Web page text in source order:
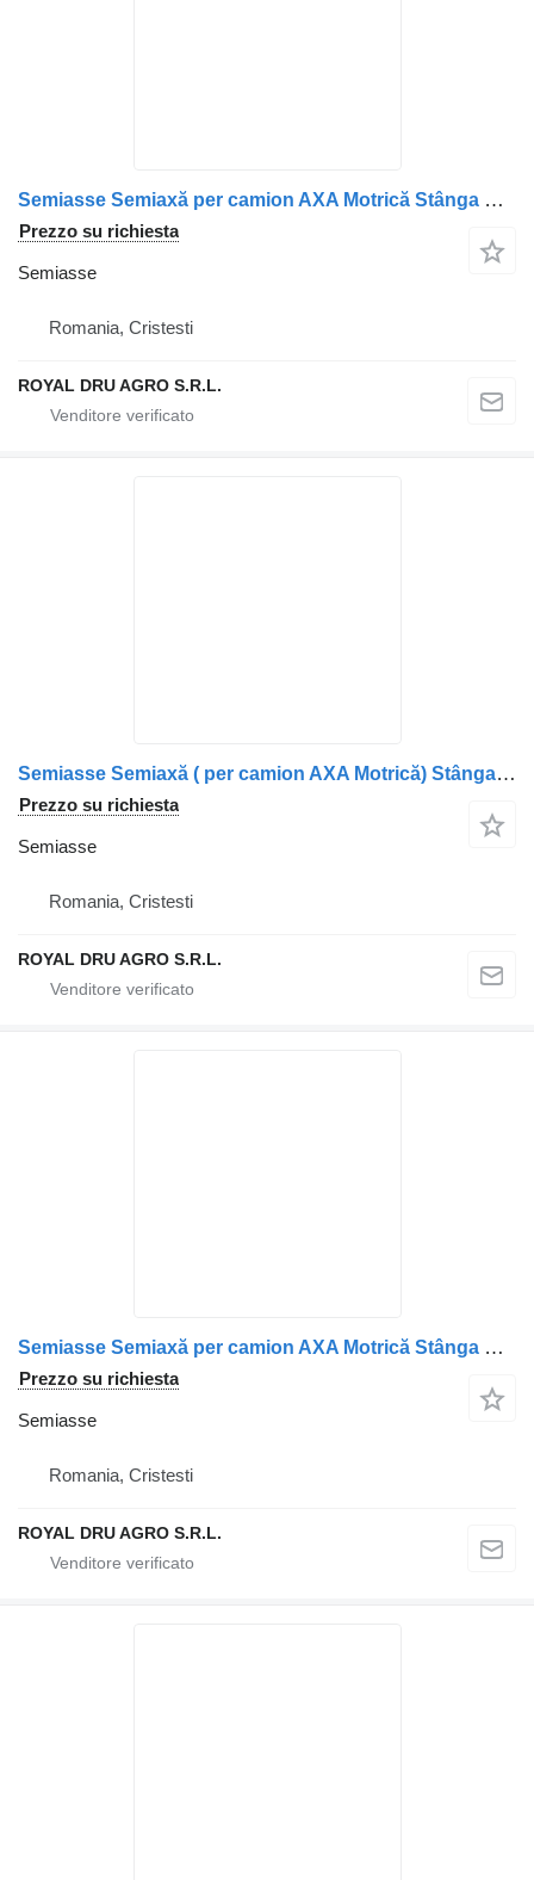
Semiasse Semiaxă per camion AXA Motrică Stânga Scania 1315681 1761195
Prezzo su richiesta
Semiasse
Romania, Cristesti
ROYAL DRU AGRO S.R.L.
Semiasse Semiaxă ( per camion AXA Motrică) Stânga MAN 81355020180 (8135502-0180)
Prezzo su richiesta
Semiasse
Romania, Cristesti
ROYAL DRU AGRO S.R.L.
Semiasse Semiaxă per camion AXA Motrică Stânga MAN 81355020147 / 8135502-0147 / 8135502-0252 / 81355020252-12
Prezzo su richiesta
Semiasse
Romania, Cristesti
ROYAL DRU AGRO S.R.L.